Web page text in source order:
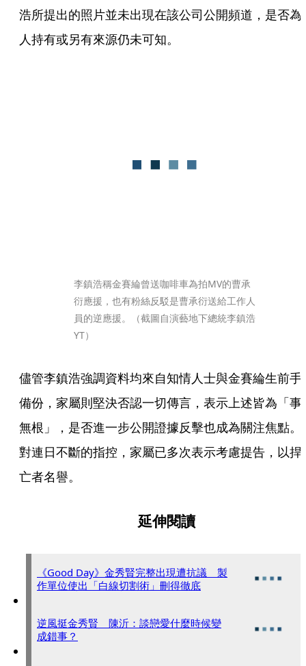
浩所提出的照片並未出現在該公司公開頻道，是否為
人持有或另有來源仍未可知。
李鎮浩稱金賽綸曾送咖啡車為拍MV的曹承
衍應援，也有粉絲反駁是曹承衍送給工作人
員的逆應援。（截圖自演藝地下總統李鎮浩
YT）
儘管李鎮浩強調資料均來自知情人士與金賽綸生前手
備份，家屬則堅決否認一切傳言，表示上述皆為「事
無根」，是否進一步公開證據反擊也成為關注焦點。
對連日不斷的指控，家屬已多次表示考慮提告，以捍
亡者名譽。
延伸閱讀
《Good Day》金秀賢完整出現遭抗議 製
作單位使出「白線切割術」刪得徹底
逆風挺金秀賢 陳沂：談戀愛什麼時候變
成錯事？